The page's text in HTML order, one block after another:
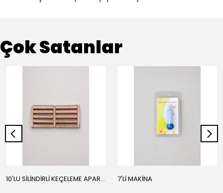
Çok Satanlar
10'LU SİLİNDİRLİ KEÇELEME APARATI 7'Lİ MAKİNA